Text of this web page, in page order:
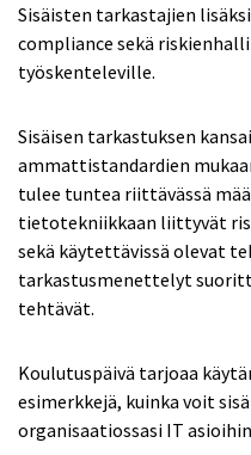
Sisäisten tarkastajien
compliance sekä
työskenteleville.
Sisäisen tarkastuksen
ammattistandardien
tulee tuntea riittävässä
tietotekniikkaan liittyvät
sekä käytettävissä olevat
tarkastusmenettelyt
tehtävät.
Koulutuspäivä tarjoaa
esimerkkejä, kuinka voit
organisaatiossasi IT